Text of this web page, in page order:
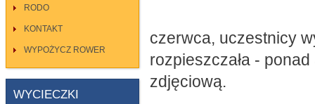
RODO
KONTAKT
WYPOŻYCZ ROWER
WYCIECZKI
czerwca, uczestnicy
rozpieszczała -
zdjęciową.